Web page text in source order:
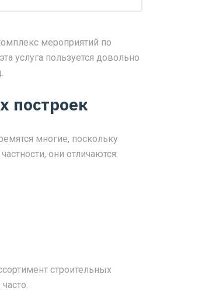
мероприятий по
услуга пользуется довольно
построек
многие, поскольку
они отличаются:
строительных